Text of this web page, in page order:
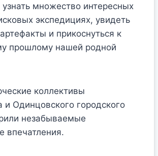
множество интересных
экспедициях, увидеть
и прикоснуться к
прошлому нашей родной
коллективы
и Одинцовского городского
незабываемые
впечатления.